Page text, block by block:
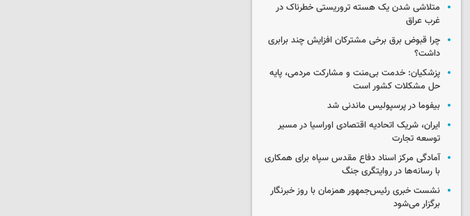
متلاشی شدن یک هسته تروریستی خطرناک در
غرب عراق
چرا قبوض برق برخی مشترکان افزایش چند برابری
داشت؟
پزشکیان: خدمت بی‌منت و مشارکت مردمی، پایه
حل مشکلات کشور است
بیفوما در پرسپولیس ماندنی شد
ایران، شریک اتحادیه اقتصادی اوراسیا در مسیر
توسعه تجارت
آمادگی مرکز اسناد دفاع مقدس سپاه برای همکاری
با رسانه‌ها در روایتگری جنگ
نشست خبری رئیس‌جمهور همزمان با روز خبرنگار
برگزار می‌شود